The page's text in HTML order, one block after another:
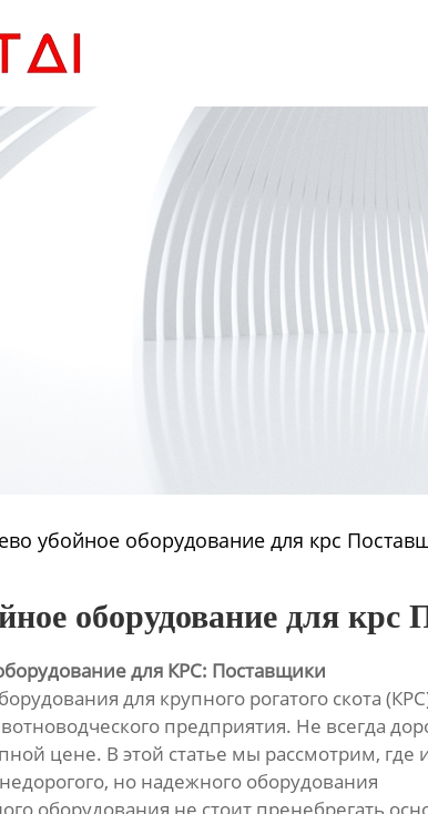
убойное оборудование для крс
оборудование для крс
для КРС: Поставщики
для крупного рогатого скота
предприятия. Не всегда
цене. В этой статье мы рассмотрим, где
но надежного оборудования